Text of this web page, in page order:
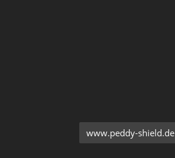
www.peddy-shield.de